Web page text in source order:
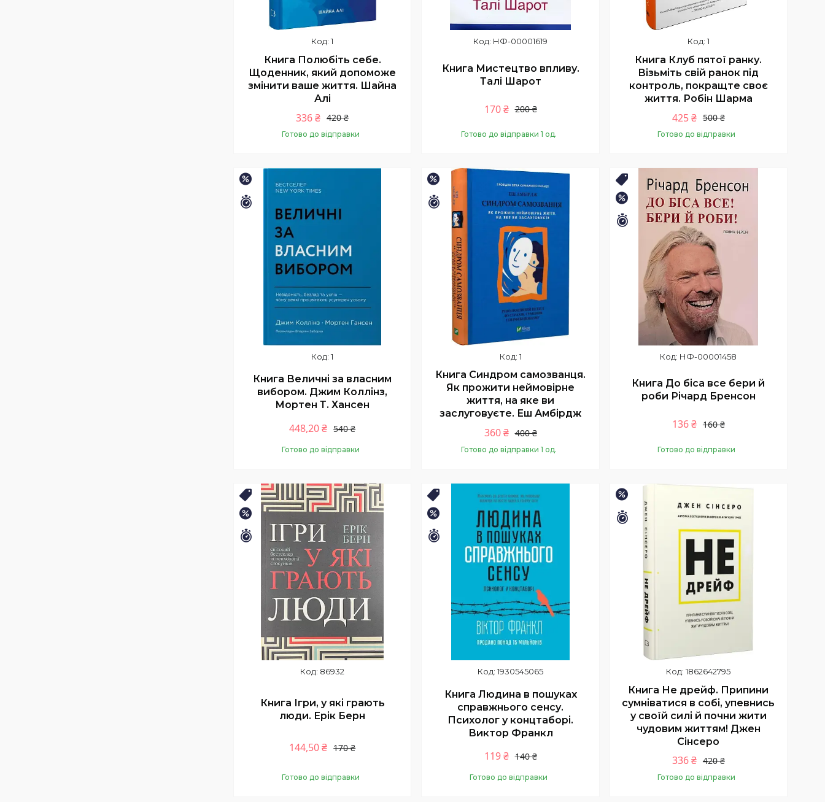
1
Книга Полюбіть себе.
Щоденник, який допоможе
змінити ваше життя. Шайна
Алі
420 ₴
336 ₴
Готово до відправки
НФ-00001619
Книга Мистецтво впливу.
Талі Шарот
200 ₴
170 ₴
Готово до відправки 1 од.
Купити
1
Книга Клуб пятої ранку.
Візьміть свій ранок під
контроль, покращте своє
життя. Робін Шарма
500 ₴
425 ₴
Готово до відправки
1
Книга Величні за власним
вибором. Джим Коллінз,
Мортен Т. Хансен
540 ₴
448,20 ₴
Готово до відправки
Купити
Залишилось 26 днів
1
Книга Синдром самозванця.
Як прожити неймовірне
життя, на яке ви
заслуговуєте. Еш Амбірдж
400 ₴
360 ₴
Готово до відправки 1 од.
–15%
Залишилось 26 днів
НФ-00001458
Книга До біса все бери й
роби Річард Бренсон
160 ₴
136 ₴
Готово до відправки
Купити
Хіт⚡️
–15%
Залишилось 26 днів
86932
Книга Ігри, у які грають
люди. Ерік Берн
170 ₴
144,50 ₴
Готово до відправки
Залишилось 26 днів
1930545065
Книга Людина в пошуках
справжнього сенсу.
Психолог у концтаборі.
Виктор Франкл
140 ₴
119 ₴
Готово до відправки
Залишилось 26 днів
1862642795
Книга Не дрейф. Припини
сумніватися в собі, упевнись
у своїй силі й почни жити
чудовим життям! Джен
Сінсеро
420 ₴
336 ₴
Готово до відправки